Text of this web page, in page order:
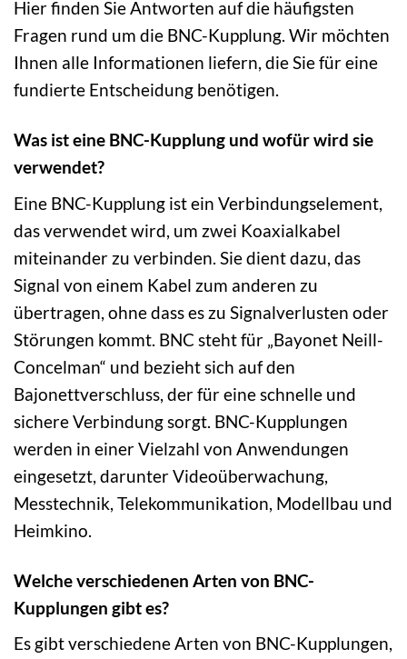
Hier finden Sie Antworten auf die häufigsten
Fragen rund um die BNC-Kupplung. Wir möchten
Ihnen alle Informationen liefern, die Sie für eine
fundierte Entscheidung benötigen.
Was ist eine BNC-Kupplung und wofür wird sie
verwendet?
Eine BNC-Kupplung ist ein Verbindungselement,
das verwendet wird, um zwei Koaxialkabel
miteinander zu verbinden. Sie dient dazu, das
Signal von einem Kabel zum anderen zu
übertragen, ohne dass es zu Signalverlusten oder
Störungen kommt. BNC steht für „Bayonet Neill-
Concelman“ und bezieht sich auf den
Bajonettverschluss, der für eine schnelle und
sichere Verbindung sorgt. BNC-Kupplungen
werden in einer Vielzahl von Anwendungen
eingesetzt, darunter Videoüberwachung,
Messtechnik, Telekommunikation, Modellbau und
Heimkino.
Welche verschiedenen Arten von BNC-
Kupplungen gibt es?
Es gibt verschiedene Arten von BNC-Kupplungen,